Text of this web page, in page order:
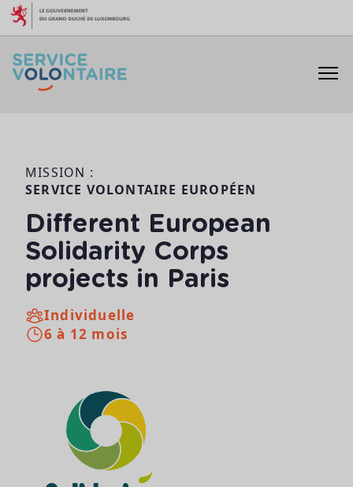
Aller au contenu
MISSION :
SERVICE VOLONTAIRE EUROPÉEN
Different European
Solidarity Corps
projects in Paris
Individuelle
6 à 12 mois